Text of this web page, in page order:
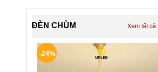
ĐÈN CHÙM
-24%